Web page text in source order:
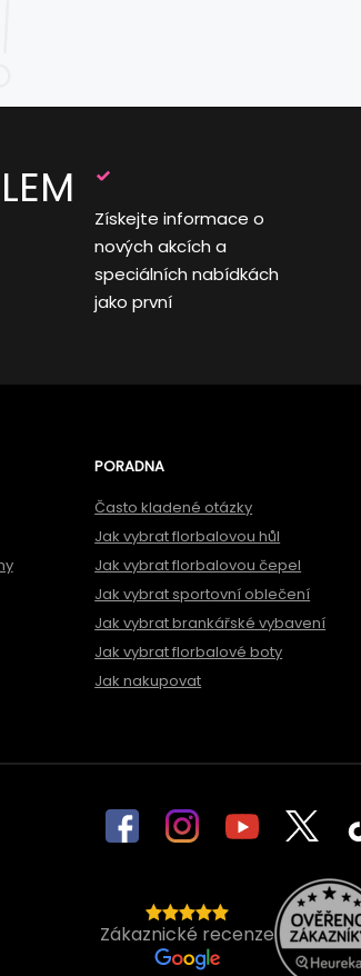
Získejte informace o
nových akcích a
speciálních nabídkách
jako první
PORADNA
Často kladené otázky
Jak vybrat florbalovou hůl
Jak vybrat florbalovou čepel
Jak vybrat sportovní oblečení
Jak vybrat brankářské vybavení
Jak vybrat florbalové boty
Jak nakupovat
Zákaznické recenze